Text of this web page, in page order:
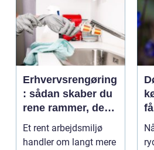
Erhvervsrengøring
: sådan skaber du
rene rammer, der
kan mærkes på
bundlinjen
Et rent arbejdsmiljø
handler om langt mere